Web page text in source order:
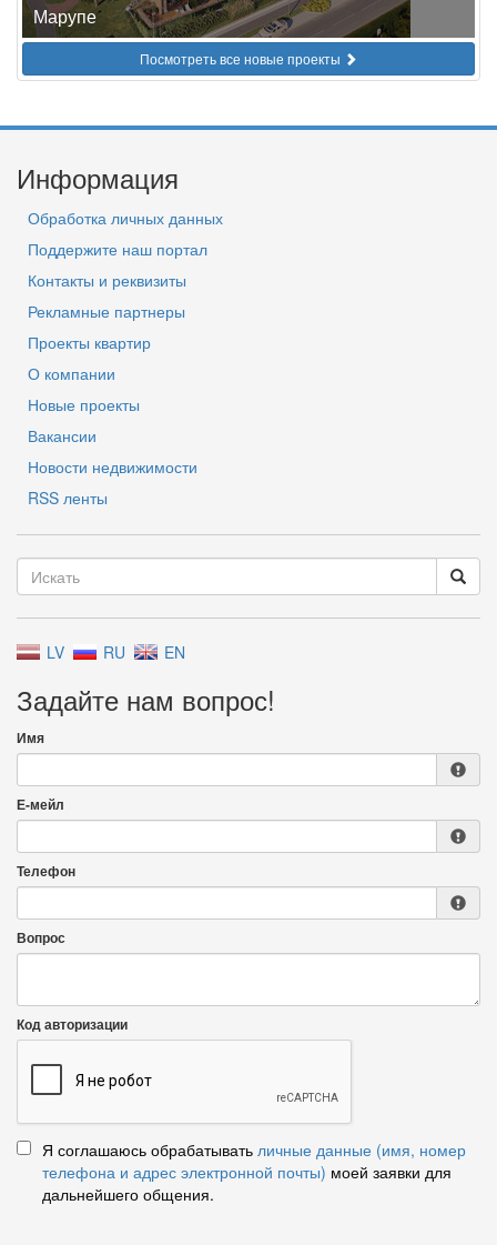
Марупе
Посмотреть все новые проекты
Информация
Обработка личных данных
Поддержите наш портал
Контакты и реквизиты
Рекламные партнеры
Проекты квартир
О компании
Новые проекты
Вакансии
Новости недвижимости
RSS ленты
LV RU EN
Задайте нам вопрос!
Имя
Е-мейл
Телефон
Вопрос
Код авторизации
Я соглашаюсь обрабатывать личные данные (имя, номер
телефона и адрес электронной почты) моей заявки для
дальнейшего общения.